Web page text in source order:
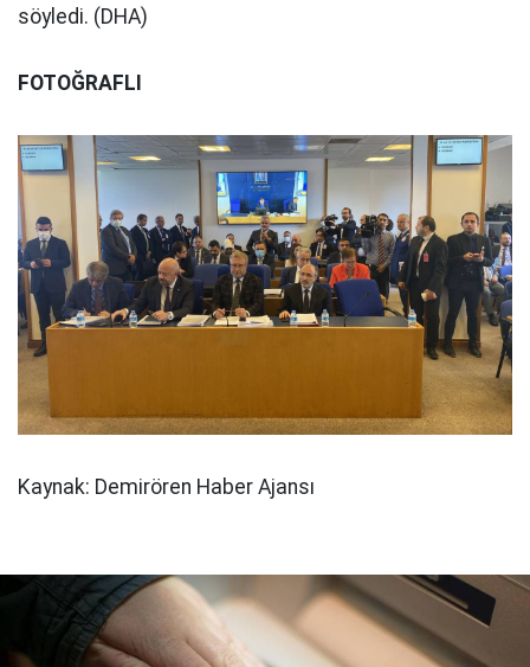
söyledi. (DHA)
FOTOĞRAFLI
Kaynak: Demirören Haber Ajansı